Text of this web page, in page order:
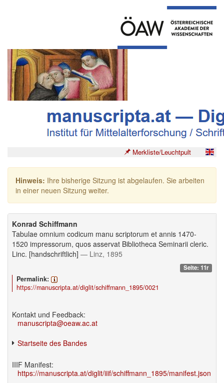
Merkliste/Leuchtpult
Hinweis: Ihre bisherige Sitzung ist abgelaufen. Sie arbeiten
in einer neuen Sitzung weiter.
Konrad Schiffmann
Tabulae omnium codicum manu scriptorum et annis 1470-
1520 impressorum, quos asservat Bibliotheca Seminarii cleric.
Linc. [handschriftlich] — Linz, 1895
Seite: 11r
Permalink:
https://manuscripta.at/diglit/schiffmann_1895/0021
Kontakt und Feedback:
manuscripta@oeaw.ac.at
Startseite des Bandes
IIIF Manifest:
https://manuscripta.at/diglit/iiif/schiffmann_1895/manifest.json